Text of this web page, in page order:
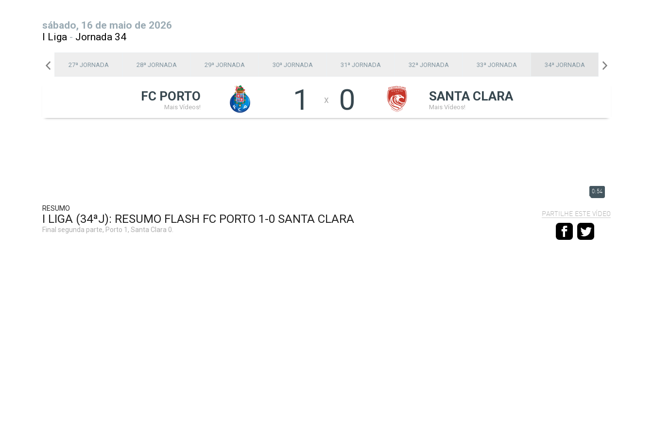
sábado, 16 de maio de 2026
I Liga - Jornada 34
27ª JORNADA 28ª JORNADA 29ª JORNADA 30ª JORNADA 31ª JORNADA 32ª JORNADA 33ª JORNADA 34ª JORNADA
FC PORTO
Mais Vídeos! 1 x 0 SANTA CLARA
Mais Vídeos!
0:54
RESUMO
I LIGA (34ªJ): RESUMO FLASH FC PORTO 1-0 SANTA CLARA
Final segunda parte, Porto 1, Santa Clara 0.
PARTILHE ESTE VÍDEO